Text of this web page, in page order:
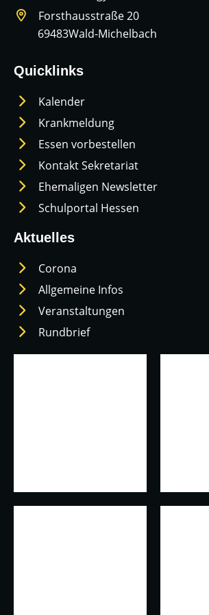
Forsthausstraße 20
69483Wald-Michelbach
Quicklinks
Kalender
Krankmeldung
Essen vorbestellen
Kontakt Sekretariat
Ehemaligen Newsletter
Schulportal Hessen
Aktuelles
Corona
Allgemeine Infos
Veranstaltungen
Rundbrief